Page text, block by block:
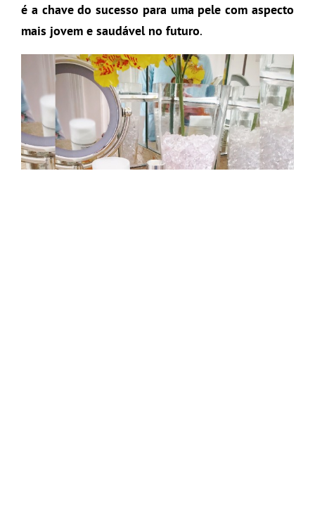
é a chave do sucesso para uma pele com aspecto
mais jovem e saudável no futuro.